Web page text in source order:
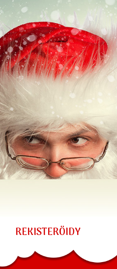
REKISTERÖIDY